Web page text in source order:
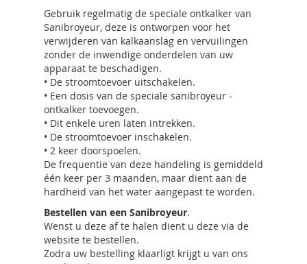
Gebruik regelmatig de speciale ontkalker van
Sanibroyeur, deze is ontworpen voor het
verwijderen van kalkaanslag en vervuilingen
zonder de inwendige onderdelen van uw
apparaat te beschadigen.
• De stroomtoevoer uitschakelen.
• Een dosis van de speciale sanibroyeur -
ontkalker toevoegen.
• Dit enkele uren laten intrekken.
• De stroomtoevoer inschakelen.
• 2 keer doorspoelen.
De frequentie van deze handeling is gemiddeld
één keer per 3 maanden, maar dient aan de
hardheid van het water aangepast te worden.
Bestellen van een Sanibroyeur.
Wenst u deze af te halen dient u deze via de
website te bestellen.
Zodra uw bestelling klaarligt krijgt u van ons